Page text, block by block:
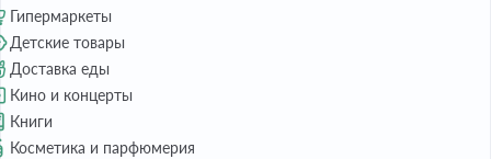
Гипермаркеты
Детские товары
Доставка еды
Кино и концерты
Книги
Косметика и парфюмерия